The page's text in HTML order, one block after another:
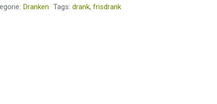
Dranken Tags: drank, frisdrank